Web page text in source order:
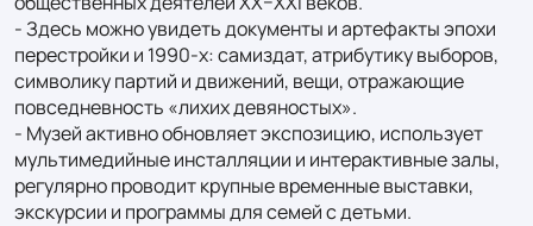
- Здесь можно увидеть документы и артефакты эпохи
перестройки и 1990‑х: самиздат, атрибутику выборов,
символику партий и движений, вещи, отражающие
повседневность «лихих девяностых».
- Музей активно обновляет экспозицию, использует
мультимедийные инсталляции и интерактивные залы,
регулярно проводит крупные временные выставки,
экскурсии и программы для семей с детьми.